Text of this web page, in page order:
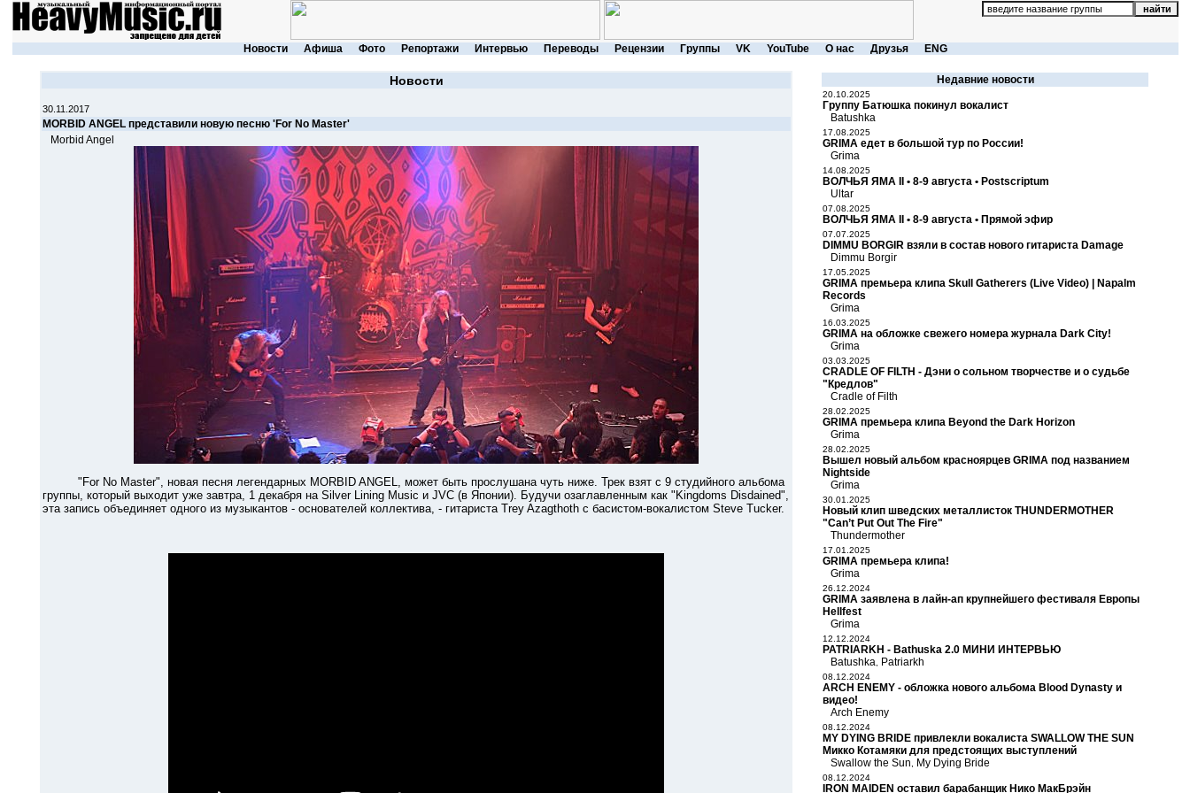
Новости Афиша Фото Репортажи Интервью Переводы Рецензии Группы VK YouTube О нас Друзья ENG
Новости
30.11.2017
MORBID ANGEL представили новую песню 'For No Master'
Morbid Angel
"For No Master", новая песня легендарных MORBID ANGEL, может быть прослушана чуть ниже. Трек взят с 9 студийного альбома
группы, который выходит уже завтра, 1 декабря на Silver Lining Music и JVC (в Японии). Будучи озаглавленным как "Kingdoms Disdained",
эта запись объединяет одного из музыкантов - основателей коллектива, - гитариста Trey Azagthoth с басистом-вокалистом Steve Tucker.
Недавние новости
20.10.2025
Группу Батюшка покинул вокалист
Batushka
17.08.2025
GRIMA едет в большой тур по России!
Grima
14.08.2025
ВОЛЧЬЯ ЯМА II • 8-9 августа • Postscriptum
Ultar
07.08.2025
ВОЛЧЬЯ ЯМА II • 8-9 августа • Прямой эфир
07.07.2025
DIMMU BORGIR взяли в состав нового гитариста Damage
Dimmu Borgir
17.05.2025
GRIMA премьера клипа Skull Gatherers (Live Video) | Napalm
Records
Grima
16.03.2025
GRIMA на обложке свежего номера журнала Dark City!
Grima
03.03.2025
CRADLE OF FILTH - Дэни о сольном творчестве и о судьбе
"Кредлов"
Cradle of Filth
28.02.2025
GRIMA премьера клипа Beyond the Dark Horizon
Grima
28.02.2025
Вышел новый альбом красноярцев GRIMA под названием
Nightside
Grima
30.01.2025
Новый клип шведских металлисток THUNDERMOTHER
"Can’t Put Out The Fire"
Thundermother
17.01.2025
GRIMA премьера клипа!
Grima
26.12.2024
GRIMA заявлена в лайн-ап крупнейшего фестиваля Европы
Hellfest
Grima
12.12.2024
PATRIARKH - Bathuska 2.0 МИНИ ИНТЕРВЬЮ
Batushka Patriarkh
08.12.2024
ARCH ENEMY - обложка нового альбома Blood Dynasty и
видео!
Arch Enemy
08.12.2024
MY DYING BRIDE привлекли вокалиста SWALLOW THE SUN
Микко Котамяки для предстоящих выступлений
Swallow the Sun
My Dying Bride
08.12.2024
IRON MAIDEN оставил барабанщик Нико МакБрэйн